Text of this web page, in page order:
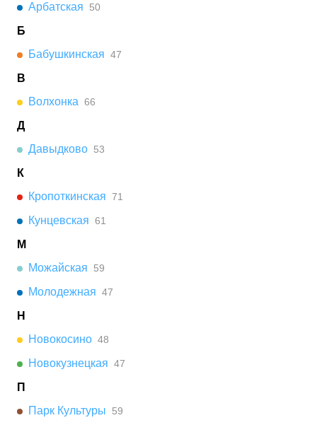
Арбатская
50
Б
Бабушкинская 47
В
Волхонка 66
Д
Давыдково 53
К
Кропоткинская 71
Кунцевская 61
М
Можайская
59
Молодежная 47
Н
Новокосино 48
Новокузнецкая 47
П
Парк Культуры
59